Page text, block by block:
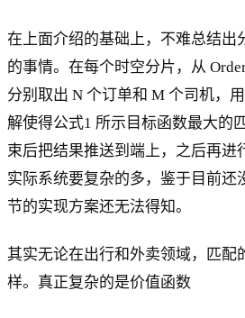
在上面介绍的基础上，不难总结出
的事情。在每个时空分片，从
分别取出 N 个订单和 M 个司机，
解使得公式1 所示目标函数最大的
束后把结果推送到端上，之后再进
实际系统要复杂的多，鉴于目前还
节的实现方案还无法得知。
其实无论在出行和外卖领域，匹配
样。真正复杂的是价值函数